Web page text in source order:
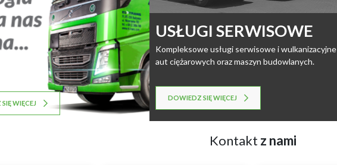
WIĘCEJ
USŁUGI SERWISOWE
Kompleksoweusługi serwisowe i wulkanizacyjne
aut ciężarowych oraz maszyn budowlanych.
DOWIEDZ SIĘ WIĘCEJ
Kontakt z nami